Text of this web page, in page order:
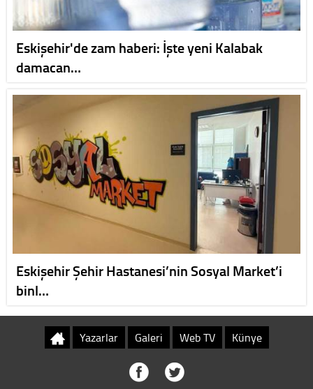
Eskişehir'de zam haberi: İşte yeni Kalabak
damacan…
Eskişehir Şehir Hastanesi’nin Sosyal Market’i
binl…
Yazarlar Galeri Web TV Künye